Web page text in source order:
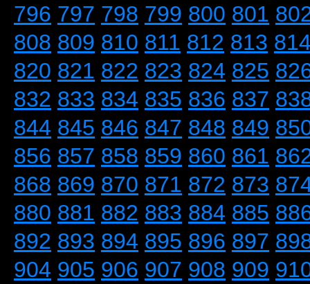
796 797 798 799 800 801
808 809 810 811 812 813
820 821 822 823 824 825
832 833 834 835 836 837
844 845 846 847 848 849
856 857 858 859 860 861
868 869 870 871 872 873
880 881 882 883 884 885
892 893 894 895 896 897
904 905 906 907 908 909